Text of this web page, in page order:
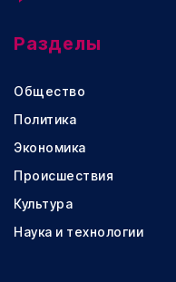
Разделы
Общество
Политика
Экономика
Происшествия
Культура
Наука и технологии